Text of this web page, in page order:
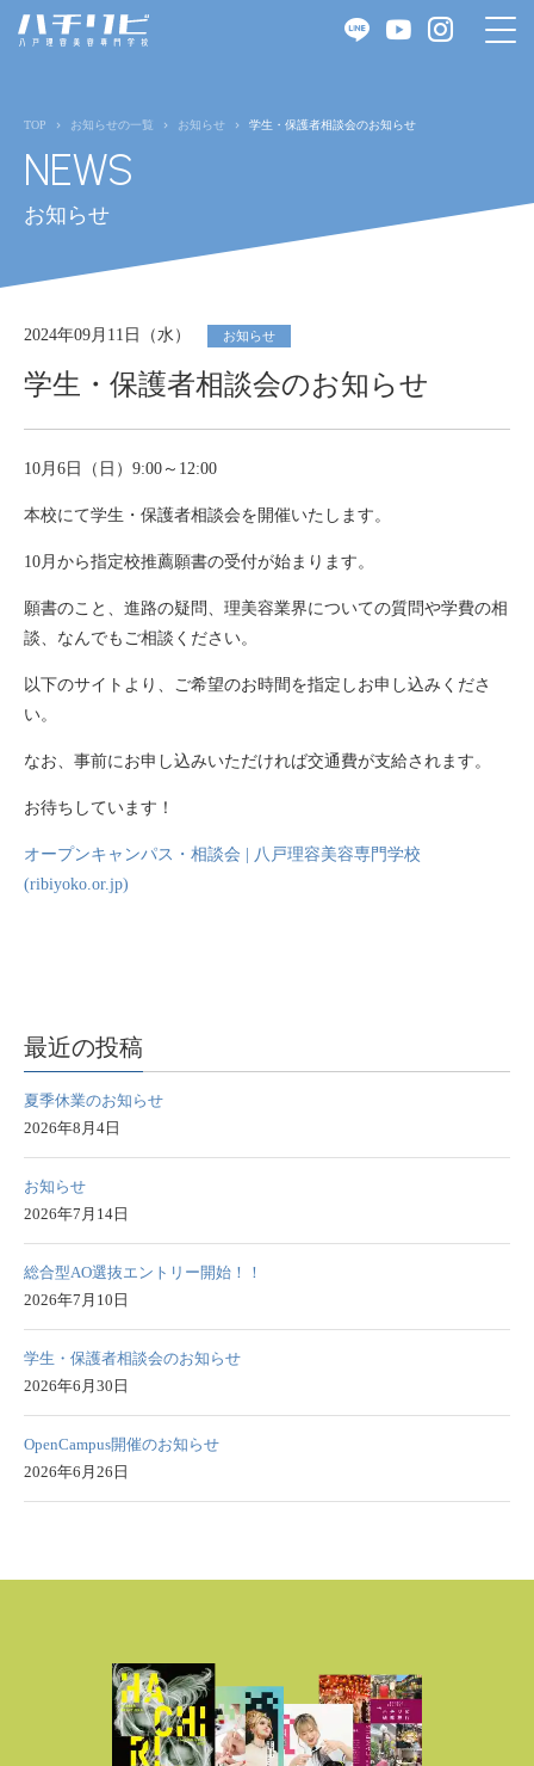
TOP お知らせの一覧 お知らせ 学生・保護者相談会のお知らせ
NEWS
お知らせ
2024年09月11日（水） お知らせ
学生・保護者相談会のお知らせ
10月6日（日）9:00～12:00
本校にて学生・保護者相談会を開催いたします。
10月から指定校推薦願書の受付が始まります。
願書のこと、進路の疑問、理美容業界についての質問や学費の相
談、なんでもご相談ください。
以下のサイトより、ご希望のお時間を指定しお申し込みくださ
い。
なお、事前にお申し込みいただければ交通費が支給されます。
お待ちしています！
オープンキャンパス・相談会 | 八戸理容美容専門学校
(ribiyoko.or.jp)
最近の投稿
夏季休業のお知らせ
2026年8月4日
お知らせ
2026年7月14日
総合型AO選抜エントリー開始！！
2026年7月10日
学生・保護者相談会のお知らせ
2026年6月30日
OpenCampus開催のお知らせ
2026年6月26日